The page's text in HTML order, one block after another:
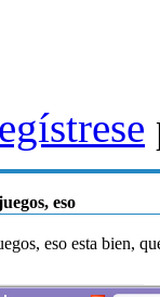
eso
eso esta bien,